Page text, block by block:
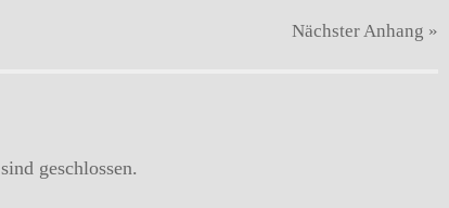
Nächster Anhang »
geschlossen.